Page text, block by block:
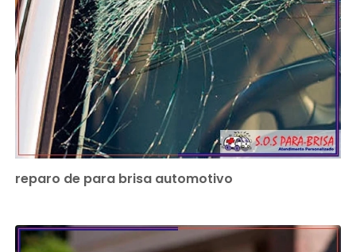
reparo de para brisa automotivo